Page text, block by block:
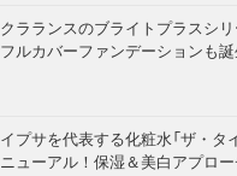
クラランスのブライトプラスシ
フルカバーファンデーションも
イプサを代表する化粧水「ザ・タ
ニューアル！保湿＆美白アプロ